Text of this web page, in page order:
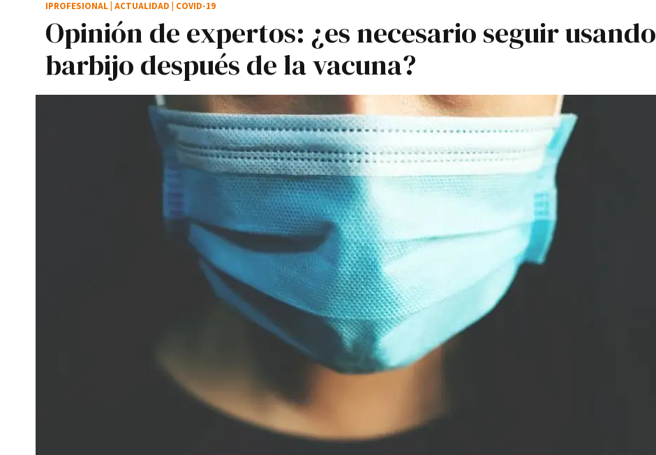
Opinión de expertos: ¿es necesario seguir usando
barbijo después de la vacuna?
IPROFESIONAL ACTUALIDAD COVID-19